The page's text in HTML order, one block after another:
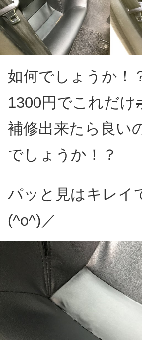
如何でしょうか！
1300円でこれだけ
補修出来たら良い
でしょうか！？
パッと見はキレイ
(^o^)／